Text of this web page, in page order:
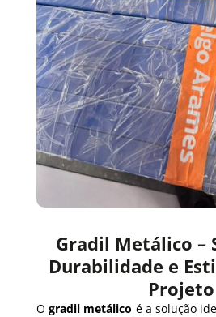
Gradil Metálico –
Durabilidade e
Projeto
Ogradil metálico é a solução